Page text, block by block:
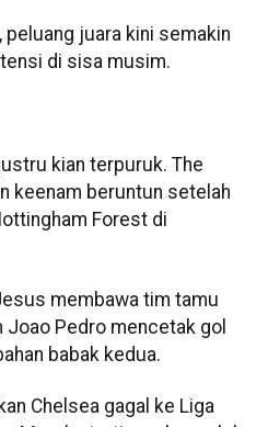
juara kini semakin
di sisa musim.
kian terpuruk. The
keenam beruntun setelah
Forest di
membawa tim tamu
Pedro mencetak gol
babak kedua.
Chelsea gagal ke Liga